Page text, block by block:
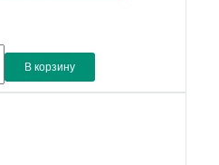
В корзину